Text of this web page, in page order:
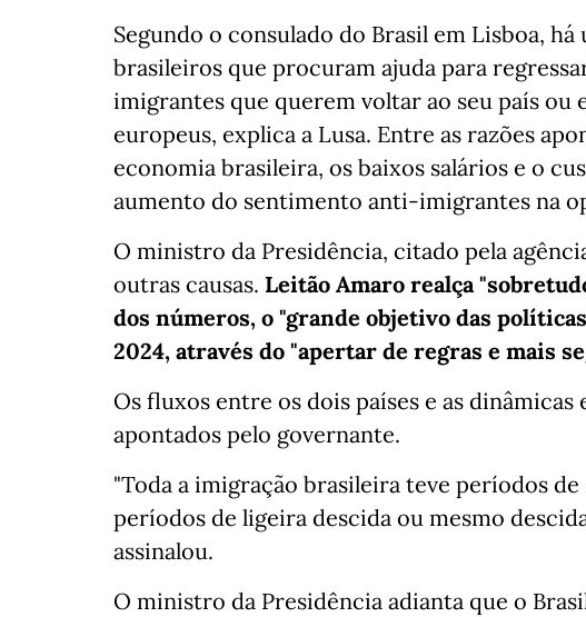
Segundo o consulado do Brasil em Lisboa,
brasileiros que procuram ajuda para
imigrantes que querem voltar ao seu país ou
europeus, explica a Lusa. Entre as razões
economia brasileira, os baixos salários e o
aumento do sentimento anti-imigrantes na
O ministro da Presidência, citado pela
outras causas. Leitão Amaro realça
dos números, o "grande objetivo das
2024, através do "apertar de regras e mais
Os fluxos entre os dois países e as
apontados pelo governante.
"Toda a imigração brasileira teve períodos
períodos de ligeira descida ou mesmo
assinalou.
O ministro da Presidência adianta que o